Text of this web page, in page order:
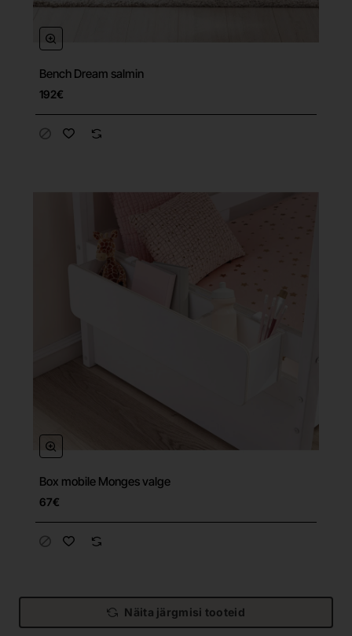
Bench Dream salmin
192€
Box mobile Monges valge
67€
Näita järgmisi tooteid